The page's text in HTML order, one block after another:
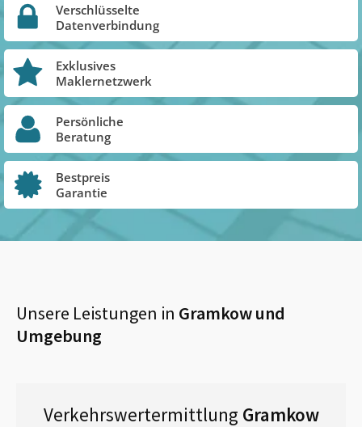
Verschlüsselte
Datenverbindung
Exklusives
Maklernetzwerk
Persönliche
Beratung
Bestpreis
Garantie
Unsere Leistungen in Gramkowund
Umgebung
Verkehrswertermittlung Gramkow